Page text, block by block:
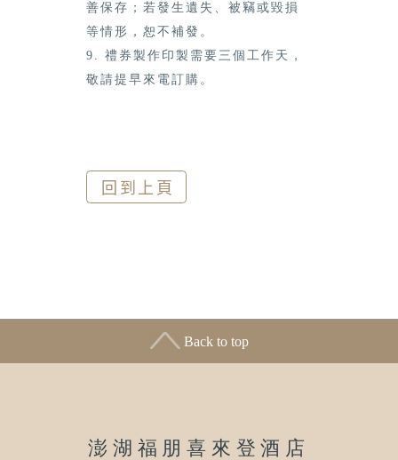
善保存；若發生遺失、被竊或毀損
等情形，恕不補發。
9. 禮券製作印製需要三個工作天，
敬請提早來電訂購。
Back to top
澎湖福朋喜來登酒店